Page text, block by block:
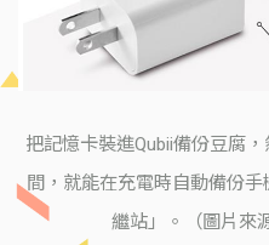
把記憶卡裝進Qubii備份豆腐
間，就能在充電時自動備份
繼站」。（圖片來